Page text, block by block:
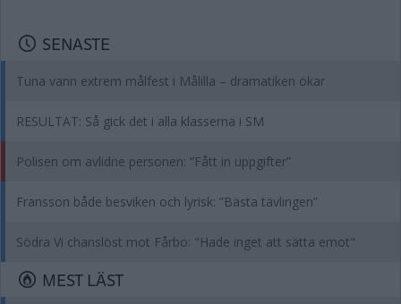
SENASTE
Tuna vann extrem målfest i Målilla – dramatiken ökar
RESULTAT: Så gick det i alla klasserna i SM
Polisen om avlidne personen: ”Fått in uppgifter”
Fransson både besviken och lyrisk: ”Bästa tävlingen”
Södra Vi chanslöst mot Fårbo: "Hade inget att sätta emot"
MEST LÄST